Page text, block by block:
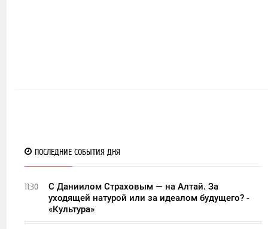
ПОСЛЕДНИЕ СОБЫТИЯ ДНЯ
11:30
С Даниилом Страховым — на Алтай. За
уходящей натурой или за идеалом будущего? -
«Культура»